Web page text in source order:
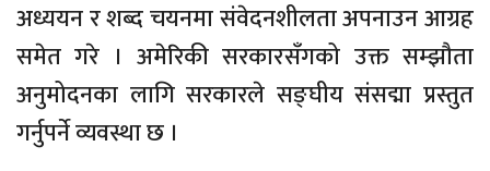
अध्ययन र शब्द चयनमा संवेदनशीलता अपनाउन आग्रह
समेत गरे । अमेरिकी सरकारसँगको उक्त सम्झौता
अनुमोदनका लागि सरकारले सङ्घीय संसद्मा प्रस्तुत
गर्नुपर्ने व्यवस्था छ ।